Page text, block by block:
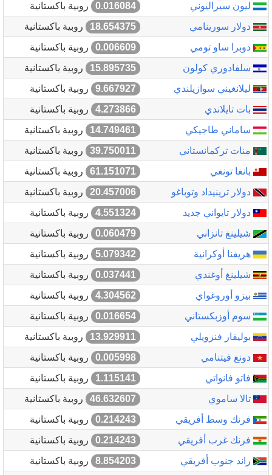
ليون سيراليوني
0.016084
روبية باكستانية
دولار سورينامي
18.654375
روبية باكستانية
دوبرا ساو تومي
0.006609
روبية باكستانية
سلفادوري كولون
15.895735
روبية باكستانية
ليلانغيني سوازيلندي
9.667927
روبية باكستانية
بات تايلاندي
4.273866
روبية باكستانية
ساماني طاجيكي
14.749461
روبية باكستانية
منات تركمانستاني
39.750011
روبية باكستانية
بانغا تونغي
61.151071
روبية باكستانية
دولار ترينيداد وتوباغو
20.457006
روبية باكستانية
دولار تايواني جديد
4.551324
روبية باكستانية
شيلينغ تانزاني
0.060479
روبية باكستانية
هريفنا أوكرانية
5.079342
روبية باكستانية
شيلينغ أوغندي
0.037441
روبية باكستانية
بيزو أوروغواي
4.304562
روبية باكستانية
سوم أوزبكستاني
0.016654
روبية باكستانية
بوليفار فنزويلي
13.929911
روبية باكستانية
دونغ فيتنامي
0.005998
روبية باكستانية
فاتو فانواتي
1.115141
روبية باكستانية
تالا ساموي
46.632607
روبية باكستانية
فرنك وسط أفريقي
0.214243
روبية باكستانية
فرنك غرب أفريقي
0.214243
روبية باكستانية
راند جنوب أفريقي
8.854203 روبية باكستانية